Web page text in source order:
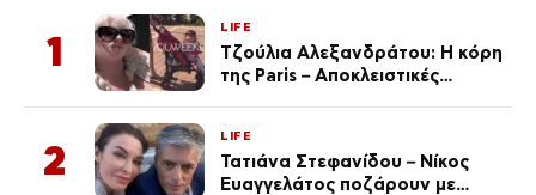
1
LIFE
Τζούλια Αλεξανδράτου: Η κόρη
της Paris – Αποκλειστικές
2
LIFE
Τατιάνα Στεφανίδου – Νίκος
Ευαγγελάτος ποζάρουν με